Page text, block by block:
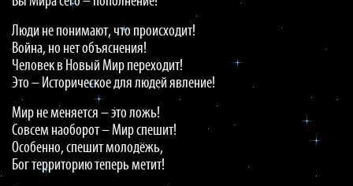
Люди не понимают, что происходит!
Война, но нет объяснения!
Человек в Новый Мир переходит!
Это – Историческое для людей явление!
Мир не меняется – это ложь!
Совсем наоборот – Мир спешит!
Особенно, спешит молодёжь,
Бог территорию теперь метит!